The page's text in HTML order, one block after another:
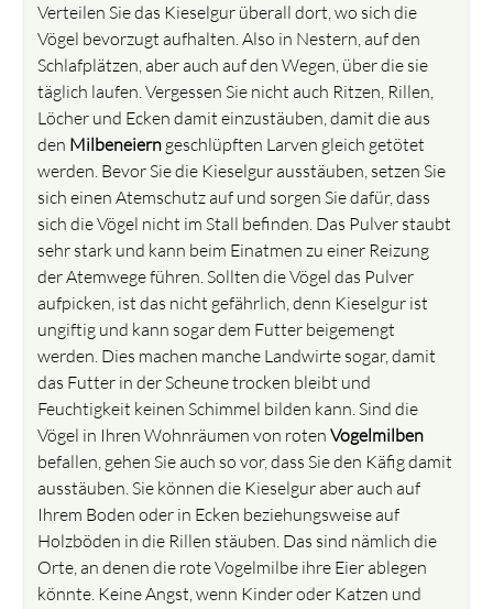
Verteilen Sie das Kieselgur überall dort, wo sich die
Vögel bevorzugt aufhalten. Also in Nestern, auf den
Schlafplätzen, aber auch auf den Wegen, über die sie
täglich laufen. Vergessen Sie nicht auch Ritzen, Rillen,
Löcher und Ecken damit einzustäuben, damit die aus
den Milbeneiern geschlüpften Larven gleich getötet
werden. Bevor Sie die Kieselgur ausstäuben, setzen Sie
sich einen Atemschutz auf und sorgen Sie dafür, dass
sich die Vögel nicht im Stall befinden. Das Pulver staubt
sehr stark und kann beim Einatmen zu einer Reizung
der Atemwege führen. Sollten die Vögel das Pulver
aufpicken, ist das nicht gefährlich, denn Kieselgur ist
ungiftig und kann sogar dem Futter beigemengt
werden. Dies machen manche Landwirte sogar, damit
das Futter in der Scheune trocken bleibt und
Feuchtigkeit keinen Schimmel bilden kann. Sind die
Vögel in Ihren Wohnräumen von rotenVogelmilben
befallen, gehen Sie auch so vor, dass Sie den Käfig damit
ausstäuben. Sie können die Kieselgur aber auch auf
Ihrem Boden oder in Ecken beziehungsweise auf
Holzböden in die Rillen stäuben. Das sind nämlich die
Orte, an denen die rote Vogelmilbe ihre Eier ablegen
könnte. Keine Angst, wenn Kinder oder Katzen und